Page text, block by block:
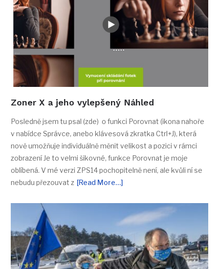
Zoner X a jeho vylepšený Náhled
Posledně jsem tu psal (zde) o funkci Porovnat (ikona nahoře
v nabídce Správce, anebo klávesová zkratka Ctrl+J), která
nově umožňuje individuálně měnit velikost a pozici v rámci
zobrazení Je to velmi šikovné, funkce Porovnat je moje
oblíbená. V mé verzi ZPS14 pochopitelně není, ale kvůli ní se
nebudu přezouvat z [Read More…]